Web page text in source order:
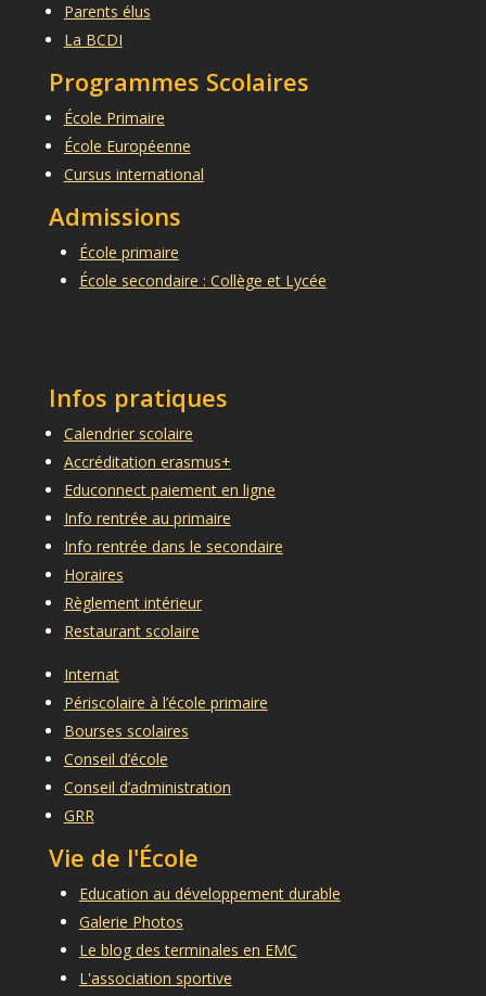
Parents élus
La BCDI
Programmes Scolaires
École Primaire
École Européenne
Cursus international
Admissions
École primaire
École secondaire : Collège et Lycée
Infos pratiques
Calendrier scolaire
Accréditation erasmus+
Educonnect paiement en ligne
Info rentrée au primaire
Info rentrée dans le secondaire
Horaires
Règlement intérieur
Restaurant scolaire
Internat
Périscolaire à l’école primaire
Bourses scolaires
Conseil d’école
Conseil d’administration
GRR
Vie de l'École
Education au développement durable
Galerie Photos
Le blog des terminales en EMC
L'association sportive